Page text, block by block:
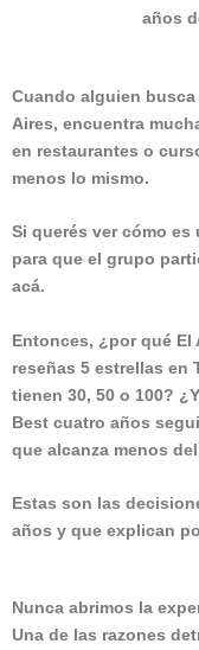
años
Cuando alguien
Aires, encuentra
en restaurantes o
menos lo mismo.
Si querés ver cómo es
para que el grupo
acá.
Entonces, ¿por qué El
reseñas 5 estrellas en
tienen 30, 50 o 100?
Best cuatro años
que alcanza menos
Estas son las
años y que explican
Nunca abrimos la
Una de las razones